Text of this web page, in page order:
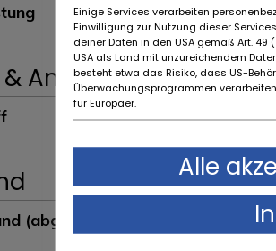
Antrieb
(abgelesen)
Einige Services verarbeiten
Einwilligung zur Nutzung dieser
deiner Daten in den USA gemäß Art. 49
USA als Land mit unzureichendem
besteht etwa das Risiko, dass US-
Überwachungsprogrammen
für Europäer.
Alle